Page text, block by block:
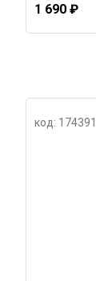
1 690 ₽
код: 174391